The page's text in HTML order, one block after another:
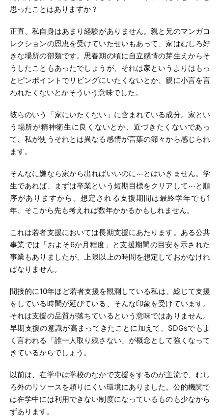
思ったことはありますか？
正直、私自身はあまり経験がありません。親と兄のマンガコ
レクションの恩恵を受けていたせいもあって、家はむしろ好
きな場所の部類です。思春期の頃に自立感情の芽生えからそ
うしたこともあったでしょうが、それは家というよりはもっ
とピンポイントでリビングにいたくないとか、親に小言を言
われたくないとかそういう意味でした。
彼らのいう「家にいたくない」に含まれている成分。家とい
う場所が精神衛生に良くないとか、近づきたくないであっ
て、私が使うそれとは異なる感情が言葉の節々から感じられ
ます。
そんなに嫌なら家から出ればいいのに⋯とはいきません。学
生であれば、まずは卒業という短期目標をクリアして⋯と順
序がありますから、想定される支援期間は最終学年でも1
年、そこから先も考えれば数年かかるかもしれません。
これは若者支援においては長期支援にあたります。ある公共
事業では「およそ6か月程度」と支援期間の目安を示された
事業もありましたが、上限以上の時間を想定しておかなけれ
ばなりません。
間接的に10年ほど若者支援を観測している私は、総じて支援
をしている時間が延びている、そんな印象を受けています。
それは支援の品質が落ちているという意味ではありません。
早期支援の意識が高まってきたことに加えて、SDGsでもよ
く言われる「誰一人取り残さない」が概念として強くなって
きているからでしょう。
以前は、在学中は学校のなかで支援をするのが主流で、むし
ろ外のリソースを頼りにくい環境にありました。公的機関で
は在学中には利用できない制度になっているものも少なから
ずあります。